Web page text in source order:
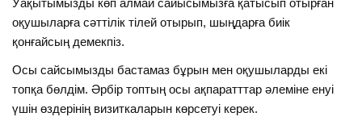
Уақытымызды көп алмай сайысымызға қатысып отырған
оқушыларға сәттілік тілей отырып, шыңдарға биік
қонғайсың демекпіз.
Осы сайсымызды бастамаз бұрын мен оқушыларды екі
топқа бөлдім. Әрбір топтың осы ақпаратттар әлеміне енуі
үшін өздерінің визиткаларын көрсетуі керек.